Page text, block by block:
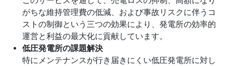
がちな維持管理費の低減、および事故リスクに伴うコ
ストの制御という三つの効果により、発電所の効率的
運営と利益の最大化に貢献しています。
低圧発電所の課題解決
特にメンテナンスが行き届きにくい低圧発電所に対し